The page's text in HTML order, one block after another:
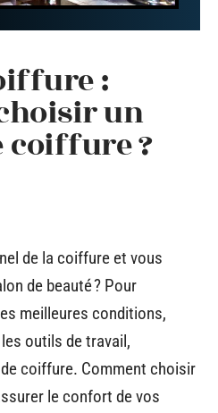
:
un
coiffure ?
de la coiffure et vous
de beauté ? Pour
meilleures conditions,
outils de travail,
coiffure. Comment choisir
le confort de vos